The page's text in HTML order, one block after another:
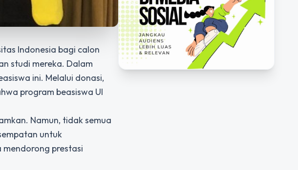
Indonesia bagi calon
studi mereka. Dalam
ini. Melalui donasi,
program beasiswa UI
Namun, tidak semua
untuk
prestasi